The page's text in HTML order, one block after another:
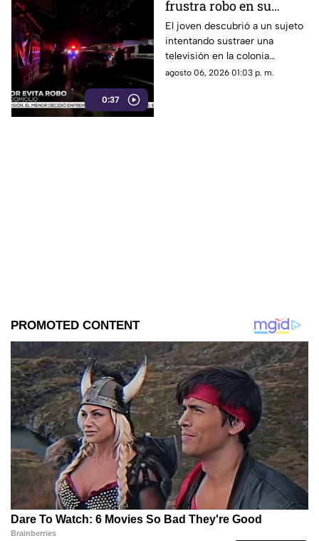
0:37
frustra robo en su
domicilio de
Cuauhtémoc; resulta
herido de la mano
El joven descubrió a un sujeto
intentando sustraer una
televisión en la colonia
Reforma; tras forcejear con el
agosto 06, 2026 01:03 p. m.